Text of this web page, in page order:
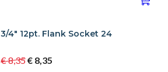
3/4" 12pt. Flank Socket 24
€ 8,35€ 8,35